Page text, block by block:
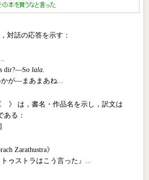
話の応答を示す：
dir?―Solala.
かが―まあまあね...
は，書名・作品名を示し，訳文は
ある：
Zarathustra》
トゥストラはこう言った』...